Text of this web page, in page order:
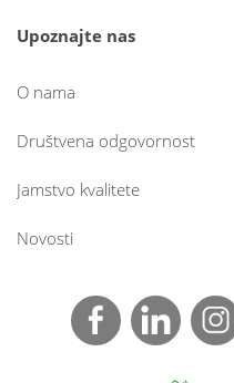
Upoznajte nas
O nama
Društvena odgovornost
Jamstvo kvalitete
Novosti